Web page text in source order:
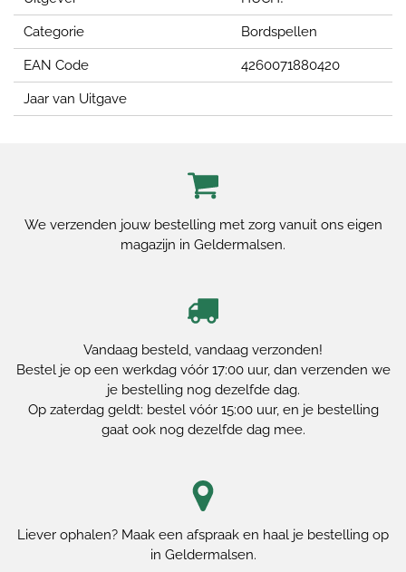
Categorie Bordspellen
EAN Code 4260071880420
Jaar van Uitgave
We verzenden jouw bestelling met zorg vanuit ons eigen
magazijn in Geldermalsen.
Vandaag besteld, vandaag verzonden!
Bestel je op een werkdag vóór 17:00 uur, dan verzenden we
je bestelling nog dezelfde dag.
Op zaterdag geldt: bestel vóór 15:00 uur, en je bestelling
gaat ook nog dezelfde dag mee.
Liever ophalen? Maak een afspraak en haal je bestelling op
in Geldermalsen.